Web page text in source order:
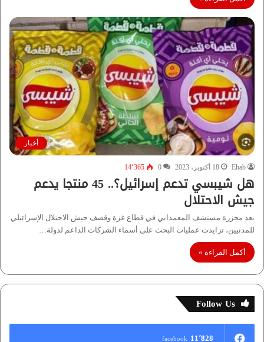
أخبار
Ehab 18 أكتوبر، 2023 0 14٬365
هل شيبسي تدعم إسرائيل؟.. 45 منتجا يدعم
جيش الاحتلال
بعد مجزرة مستشف المعمداني في قطاع غزة وقصف جيش الاحتلال الإسرائيلي
للمدنيين، تزايدت عمليات البحث على أسماء الشركات الداعم لدولة…
أكمل القراءة »
Follow Us
11٬828 facebook